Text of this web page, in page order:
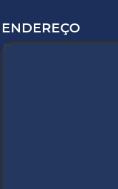
ENDEREÇO